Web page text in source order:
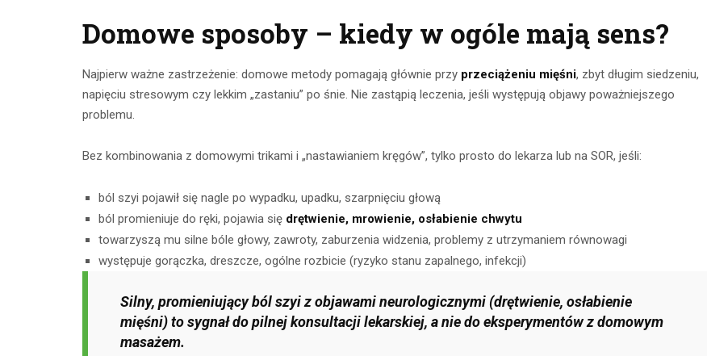
Domowe sposoby – kiedy w ogóle mają sens?
Najpierw ważne zastrzeżenie: domowe metody pomagają głównie przy przeciążeniu mięśni, zbyt długim siedzeniu,
napięciu stresowym czy lekkim „zastaniu” po śnie. Nie zastąpią leczenia, jeśli występują objawy poważniejszego
problemu.
Bez kombinowania z domowymi trikami i „nastawianiem kręgów”, tylko prosto do lekarza lub na SOR, jeśli:
ból szyi pojawił się nagle po wypadku, upadku, szarpnięciu głową
ból promieniuje do ręki, pojawia się drętwienie, mrowienie, osłabienie chwytu
towarzyszą mu silne bóle głowy, zawroty, zaburzenia widzenia, problemy z utrzymaniem równowagi
występuje gorączka, dreszcze, ogólne rozbicie (ryzyko stanu zapalnego, infekcji)
Silny, promieniujący ból szyi z objawami neurologicznymi (drętwienie, osłabienie
mięśni) to sygnał do pilnej konsultacji lekarskiej, a nie do eksperymentów z domowym
masażem.
Ćwiczenia z
skuteczny
trening w domu
23 lipca 2026
CZYTAJ DALEJ
Ćwiczenia na
brzucha – jak je
wykonywać?
CZYTAJ DALEJ
wybrać idealną